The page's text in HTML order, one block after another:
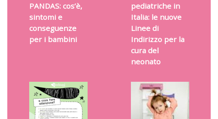
PANDAS: cos’è,
sintomi e
conseguenze
per i bambini
pediatriche in
Italia: le nuove
Linee di
Indirizzo per la
cura del
neonato